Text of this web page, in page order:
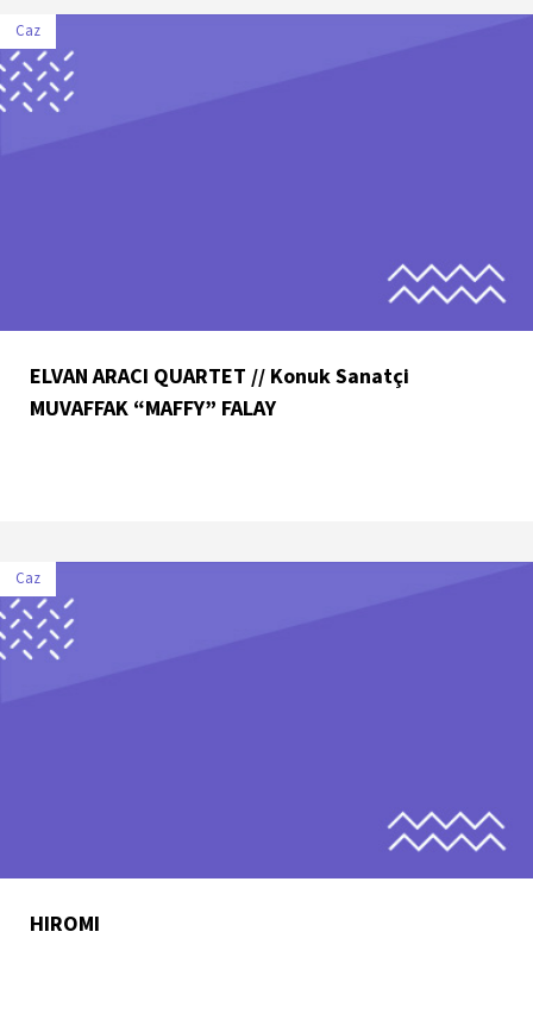
Caz
ELVAN ARACI QUARTET // Konuk Sanatçi
MUVAFFAK “MAFFY” FALAY
Caz
HIROMI